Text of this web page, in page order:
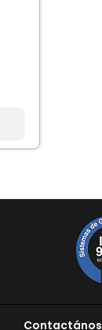
Contactános